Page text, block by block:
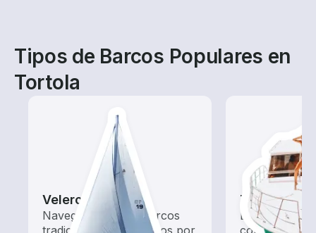
Tipos de Barcos Populares en
Tortola
Veleros
Navega con estos barcos
Tours
Explora las